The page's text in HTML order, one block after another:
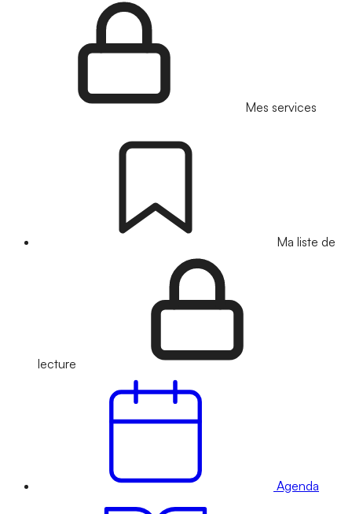
Mes services
Ma liste de
lecture
Agenda